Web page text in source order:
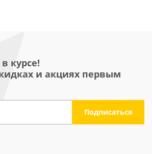
курсе!
и акциях первым